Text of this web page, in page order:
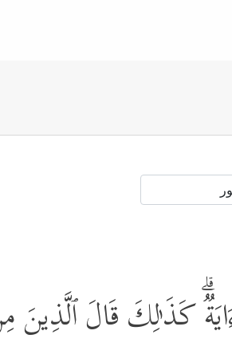
ءَایَةࣱۗ كَذَ ٰ⁠لِكَ قَالَ